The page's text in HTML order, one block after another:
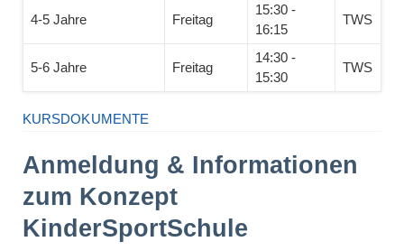
4-5 Jahre Freitag
15:30 -
16:15
TWS
5-6 Jahre Freitag
14:30 -
15:30
TWS
KURSDOKUMENTE
Anmeldung & Informationen
zum Konzept
KinderSportSchule